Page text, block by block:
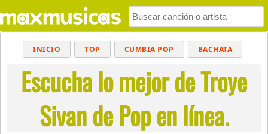
INICIO TOP CUMBIA POP BACHATA
MUSICA CRISTIANA REGGAETON
BALADAS ALTERNATIVO ELECTRÓNICA
CUMBIAS
Escucha lo mejor de Troye
Sivan de Pop en línea.